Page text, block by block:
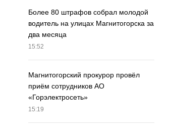
Более 80 штрафов собрал молодой
водитель на улицах Магнитогорска за
два месяца
15:52
Магнитогорский прокурор провёл
приём сотрудников АО
«Горэлектросеть»
15:19